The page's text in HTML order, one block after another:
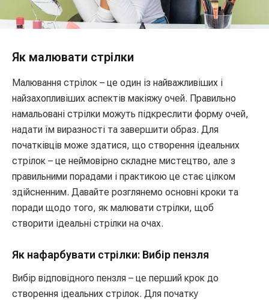
Як малювати стрілки
Малювання стрілок – це один із найважливіших і
найзахопливіших аспектів макіяжу очей. Правильно
намальовані стрілки можуть підкреслити форму очей,
надати їм виразності та завершити образ. Для
початківців може здатися, що створення ідеальних
стрілок – це неймовірно складне мистецтво, але з
правильними порадами і практикою це стає цілком
здійсненним. Давайте розглянемо основні кроки та
поради щодо того, як малювати стрілки, щоб
створити ідеальні стрілки на очах.
Як нафарбувати стрілки: Вибір пензля
Вибір відповідного пензля – це перший крок до
створення ідеальних стрілок. Для початку